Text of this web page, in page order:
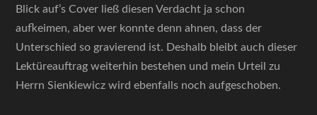
Blick auf’s Cover ließ diesen Verdacht ja schon
aufkeimen, aber wer konnte denn ahnen, dass der
Unterschied so gravierend ist. Deshalb bleibt auch dieser
Lektüreauftrag weiterhin bestehen und mein Urteil zu
Herrn Sienkiewicz wird ebenfalls noch aufgeschoben.